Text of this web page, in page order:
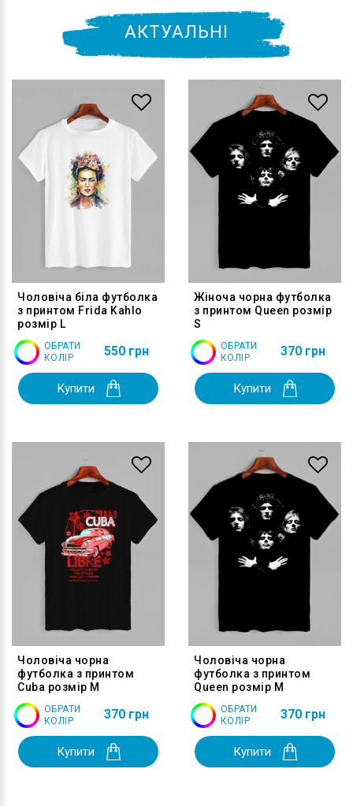
АКТУАЛЬНІ
Чоловіча біла футболка
з принтом Frida Kahlo
розмір L
ОБРАТИ
КОЛІР
550 грн
Купити
Жіноча чорна футболка
з принтом Queen розмір
S
ОБРАТИ
КОЛІР
370 грн
Купити
Чоловіча чорна
футболка з принтом
Cuba розмір M
ОБРАТИ
КОЛІР
370 грн
Купити
Чоловіча чорна
футболка з принтом
Queen розмір M
ОБРАТИ
КОЛІР
370 грн
Купити